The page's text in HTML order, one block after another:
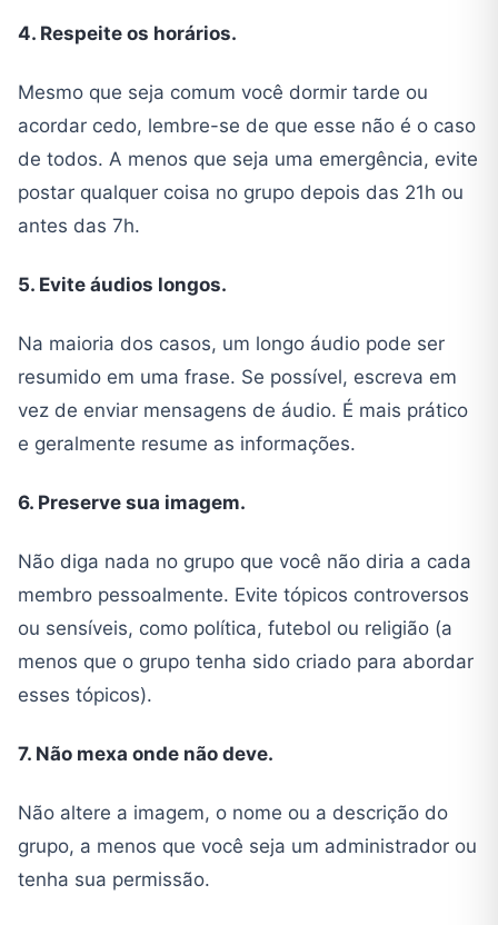
4. Respeite os horários.
Mesmo que seja comum você dormir tarde ou
acordar cedo, lembre-se de que esse não é o caso
de todos. A menos que seja uma emergência, evite
postar qualquer coisa no grupo depois das 21h ou
antes das 7h.
5. Evite áudios longos.
Na maioria dos casos, um longo áudio pode ser
resumido em uma frase. Se possível, escreva em
vez de enviar mensagens de áudio. É mais prático
e geralmente resume as informações.
6. Preserve sua imagem.
Não diga nada no grupo que você não diria a cada
membro pessoalmente. Evite tópicos controversos
ou sensíveis, como política, futebol ou religião (a
menos que o grupo tenha sido criado para abordar
esses tópicos).
7. Não mexa onde não deve.
Não altere a imagem, o nome ou a descrição do
grupo, a menos que você seja um administrador ou
tenha sua permissão.